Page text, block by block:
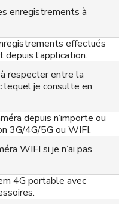
enregistrements à
effectués
l’application.
respecter entre la
lequel je consulte en
depuis n’importe ou
3G/4G/5G ou WIFI.
WIFI si je n’ai pas
4G portable avec